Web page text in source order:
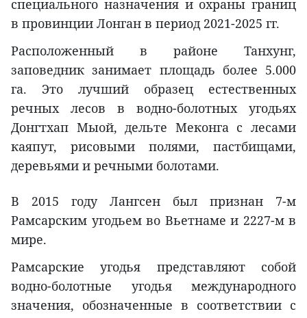
специального назначения и охраны границ
в провинции Лонган в период 2021-2025 гг.
Расположенный в районе Танхунг,
заповедник занимает площадь более 5.000
га. Это лучший образец естественных
речных лесов в водно-болотных угодьях
Донгтхап Мыой, дельте Меконга с лесами
каяпут, рисовыми полями, пастбищами,
деревьями и речными болотами.
В 2015 году Лангсен был признан 7-м
Рамсарским угодьем во Вьетнаме и 2227-м в
мире.
Рамсарские угодья представляют собой
водно-болотные угодья международного
значения, обозначенные в соответствии с